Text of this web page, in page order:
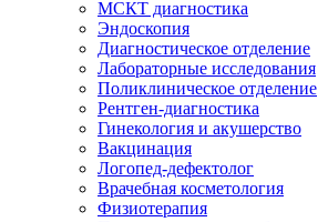
МСКТ диагностика
Эндоскопия
Диагностическое отделение
Лабораторные исследования
Поликлиническое отделение
Рентген-диагностика
Гинекология и акушерство
Вакцинация
Логопед-дефектолог
Врачебная косметология
Физиотерапия